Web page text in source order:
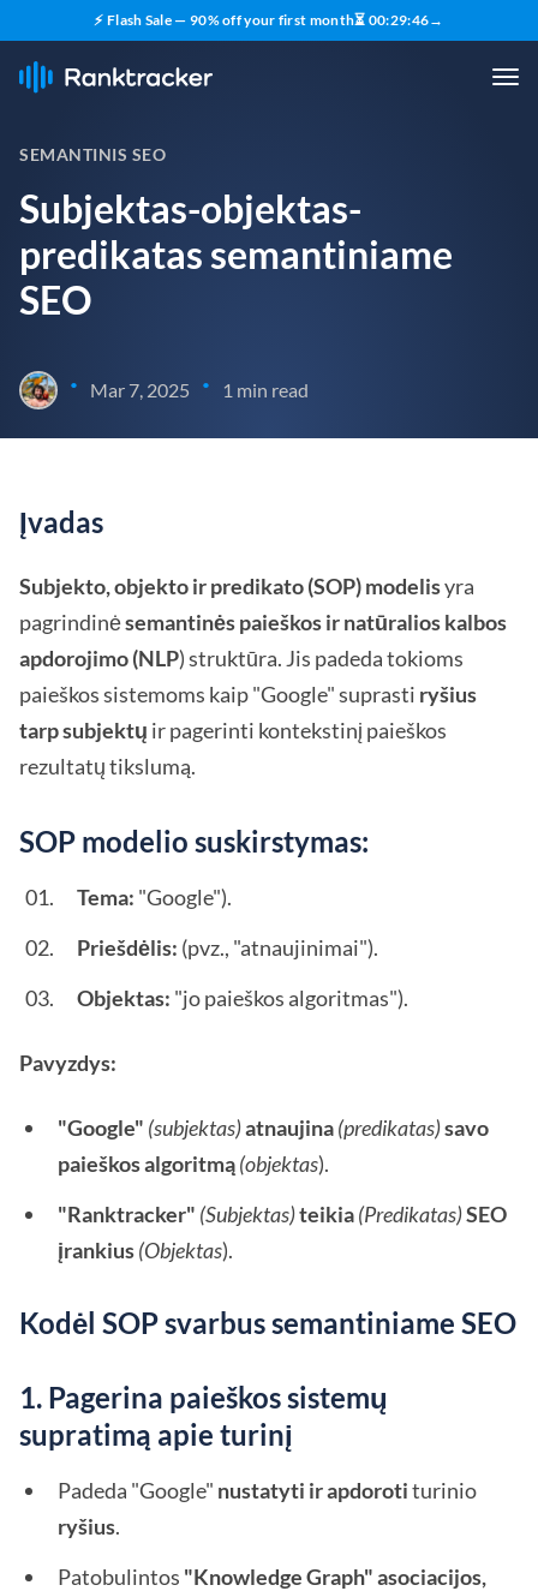
⚡ Flash Sale — 90% off your first month⏳ 00:29:45→
SEMANTINIS SEO
Subjektas-objektas-
predikatas semantiniame
SEO
• Mar 7, 2025 • 1 min read
Įvadas
Subjekto, objekto ir predikato (SOP) modelisyra
pagrindinėsemantinės paieškos ir natūralios kalbos
apdorojimo (NLP) struktūra. Jis padeda tokioms
paieškos sistemoms kaip "Google" suprasti ryšius
tarp subjektų ir pagerinti kontekstinį paieškos
rezultatų tikslumą.
SOP modelio suskirstymas:
Tema: "Google").
Priešdėlis: (pvz., "atnaujinimai").
Objektas: "jo paieškos algoritmas").
Pavyzdys:
"Google" (subjektas)atnaujina(predikatas)savo
paieškos algoritmą(objektas).
"Ranktracker" (Subjektas)teikia(Predikatas)SEO
įrankius(Objektas).
Kodėl SOP svarbus semantiniame SEO
1. Pagerina paieškos sistemų
supratimą apie turinį
Padeda "Google" nustatyti ir apdorotiturinio
ryšius.
Patobulintos "Knowledge Graph" asociacijos,